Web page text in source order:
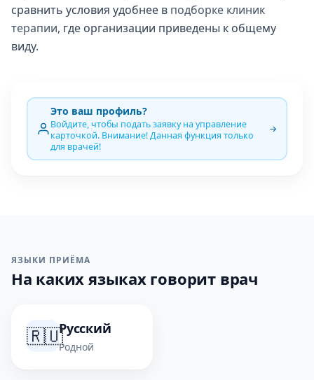
сравнить условия удобнее в подборке клиник
терапии, где организации приведены к общему
виду.
Это ваш профиль?
Войдите, чтобы подать заявку на управление
карточкой. Внимание! Данная функция только
для врачей!
ЯЗЫКИ ПРИЁМА
На каких языках говорит врач
🇷🇺Русский
Родной